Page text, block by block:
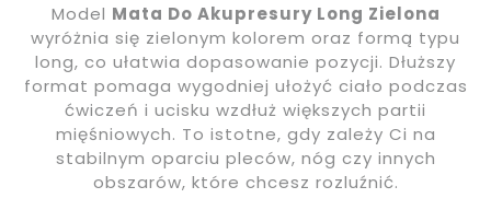
Model Mata Do Akupresury Long Zielona
wyróżnia się zielonym kolorem oraz formą typu
long, co ułatwia dopasowanie pozycji. Dłuższy
format pomaga wygodniej ułożyć ciało podczas
ćwiczeń i ucisku wzdłuż większych partii
mięśniowych. To istotne, gdy zależy Ci na
stabilnym oparciu pleców, nóg czy innych
obszarów, które chcesz rozluźnić.